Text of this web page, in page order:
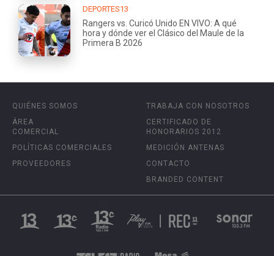
DEPORTES13
Rangers vs. Curicó Unido EN VIVO: A qué
hora y dónde ver el Clásico del Maule de la
Primera B 2026
QUIÉNES SOMOS
ÁREA
COMERCIAL
POLÍTICAS COMERCIALES
PROVEEDORES
TRABAJA CON NOSOTROS
CERTIFICADO DE
HONORARIOS 2012
MEDICIÓN ANTENAS
CONTACTO
BRANDED CONTENT